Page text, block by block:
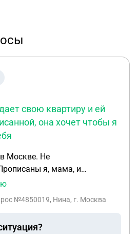
свою квартиру и ей
она хочет чтобы я
Москве. Не
я, мама, и
- бабушка.
на себя одну, сделала
она хочет чтобы я ее
№4850019, Нина, г. Москва